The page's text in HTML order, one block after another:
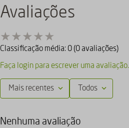
Avaliações
Classificação média: 0 (0 avaliações)
Faça login para escrever uma avaliação.
Mais recentes Todos
Nenhuma avaliação